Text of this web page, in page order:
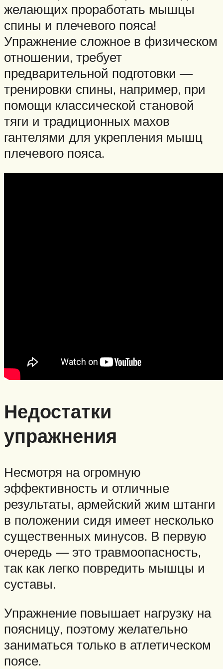
желающих проработать мышцы
спины и плечевого пояса!
Упражнение сложное в физическом
отношении, требует
предварительной подготовки —
тренировки спины, например, при
помощи классической становой
тяги и традиционных махов
гантелями для укрепления мышц
плечевого пояса.
Недостатки
упражнения
Несмотря на огромную
эффективность и отличные
результаты, армейский жим штанги
в положении сидя имеет несколько
существенных минусов. В первую
очередь — это травмоопасность,
так как легко повредить мышцы и
суставы.
Упражнение повышает нагрузку на
поясницу, поэтому желательно
заниматься только в атлетическом
поясе.